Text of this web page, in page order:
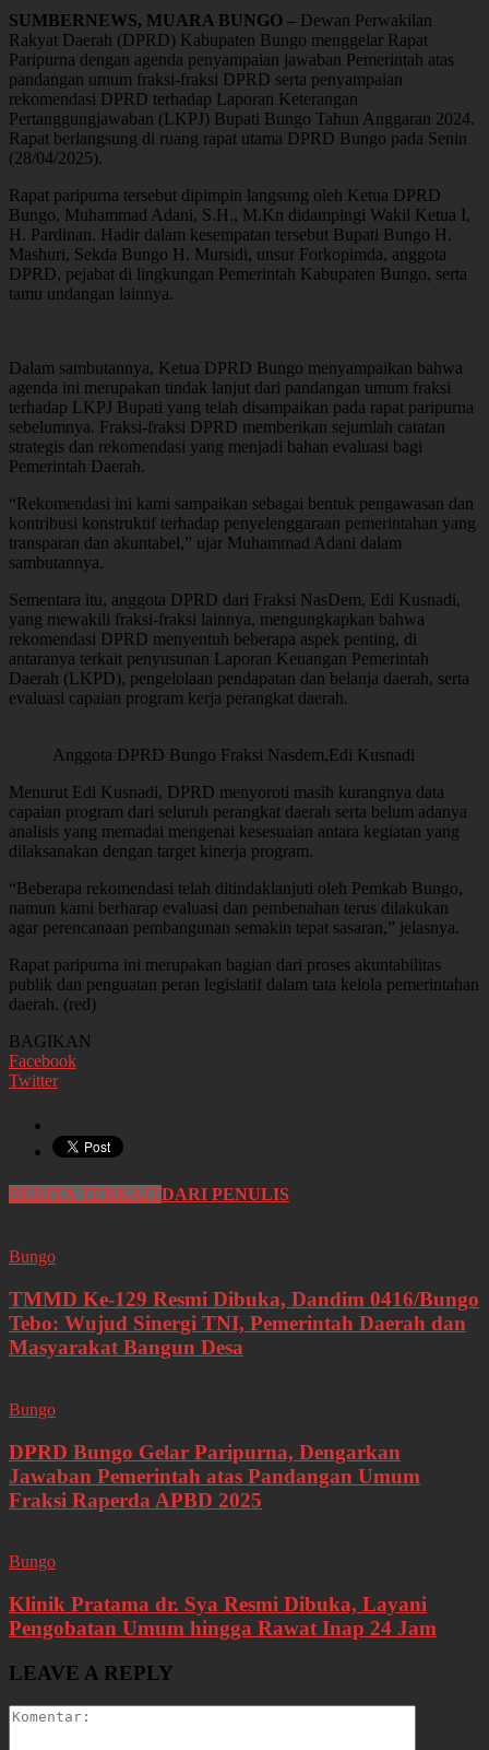
SUMBERNEWS, MUARA BUNGO – Dewan Perwakilan
Rakyat Daerah (DPRD) Kabupaten Bungo menggelar Rapat
Paripurna dengan agenda penyampaian jawaban Pemerintah atas
pandangan umum fraksi-fraksi DPRD serta penyampaian
rekomendasi DPRD terhadap Laporan Keterangan
Pertanggungjawaban (LKPJ) Bupati Bungo Tahun Anggaran 2024.
Rapat berlangsung di ruang rapat utama DPRD Bungo pada Senin
(28/04/2025).
Rapat paripurna tersebut dipimpin langsung oleh Ketua DPRD
Bungo, Muhammad Adani, S.H., M.Kn didampingi Wakil Ketua I,
H. Pardinan. Hadir dalam kesempatan tersebut Bupati Bungo H.
Mashuri, Sekda Bungo H. Mursidi, unsur Forkopimda, anggota
DPRD, pejabat di lingkungan Pemerintah Kabupaten Bungo, serta
tamu undangan lainnya.
Dalam sambutannya, Ketua DPRD Bungo menyampaikan bahwa
agenda ini merupakan tindak lanjut dari pandangan umum fraksi
terhadap LKPJ Bupati yang telah disampaikan pada rapat paripurna
sebelumnya. Fraksi-fraksi DPRD memberikan sejumlah catatan
strategis dan rekomendasi yang menjadi bahan evaluasi bagi
Pemerintah Daerah.
“Rekomendasi ini kami sampaikan sebagai bentuk pengawasan dan
kontribusi konstruktif terhadap penyelenggaraan pemerintahan yang
transparan dan akuntabel,” ujar Muhammad Adani dalam
sambutannya.
Sementara itu, anggota DPRD dari Fraksi NasDem, Edi Kusnadi,
yang mewakili fraksi-fraksi lainnya, mengungkapkan bahwa
rekomendasi DPRD menyentuh beberapa aspek penting, di
antaranya terkait penyusunan Laporan Keuangan Pemerintah
Daerah (LKPD), pengelolaan pendapatan dan belanja daerah, serta
evaluasi capaian program kerja perangkat daerah.
Anggota DPRD Bungo Fraksi Nasdem,Edi Kusnadi
Menurut Edi Kusnadi, DPRD menyoroti masih kurangnya data
capaian program dari seluruh perangkat daerah serta belum adanya
analisis yang memadai mengenai kesesuaian antara kegiatan yang
dilaksanakan dengan target kinerja program.
“Beberapa rekomendasi telah ditindaklanjuti oleh Pemkab Bungo,
namun kami berharap evaluasi dan pembenahan terus dilakukan
agar perencanaan pembangunan semakin tepat sasaran,” jelasnya.
Rapat paripurna ini merupakan bagian dari proses akuntabilitas
publik dan penguatan peran legislatif dalam tata kelola pemerintahan
daerah. (red)
BAGIKAN
Facebook
Twitter
BERITA TERKAITDARI PENULIS
Bungo
TMMD Ke-129 Resmi Dibuka, Dandim 0416/Bungo
Tebo: Wujud Sinergi TNI, Pemerintah Daerah dan
Masyarakat Bangun Desa
Bungo
DPRD Bungo Gelar Paripurna, Dengarkan
Jawaban Pemerintah atas Pandangan Umum
Fraksi Raperda APBD 2025
Bungo
Klinik Pratama dr. Sya Resmi Dibuka, Layani
Pengobatan Umum hingga Rawat Inap 24 Jam
LEAVE A REPLY